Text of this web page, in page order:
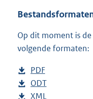
Op dit moment is
volgende formaten:
D
o
w
PDF
e
s
D
o
ODT
D
XML